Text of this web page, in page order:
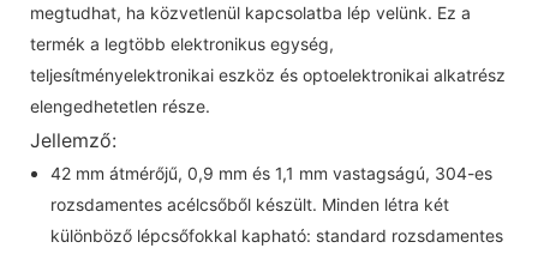
megtudhat, ha közvetlenül kapcsolatba lép velünk. Ez a
termék a legtöbb elektronikus egység,
teljesítményelektronikai eszköz és optoelektronikai alkatrész
elengedhetetlen része.
Jellemző:
42 mm átmérőjű, 0,9 mm és 1,1 mm vastagságú, 304-es
rozsdamentes acélcsőből készült. Minden létra két
különböző lépcsőfokkal kapható: standard rozsdamentes